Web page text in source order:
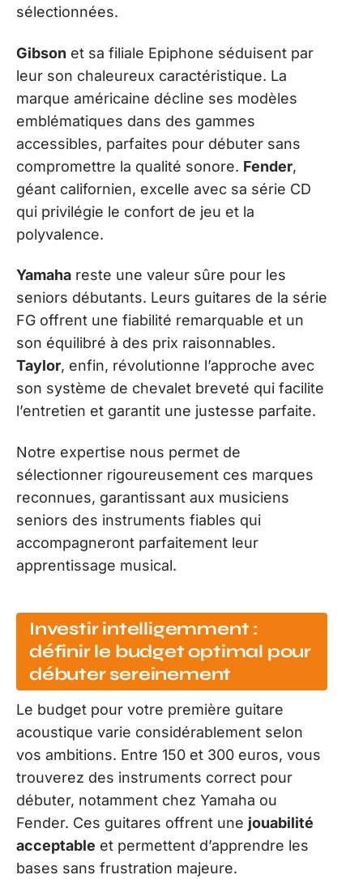
sélectionnées.
Gibson et sa filiale Epiphone séduisent par
leur son chaleureux caractéristique. La
marque américaine décline ses modèles
emblématiques dans des gammes
accessibles, parfaites pour débuter sans
compromettre la qualité sonore. Fender,
géant californien, excelle avec sa série CD
qui privilégie le confort de jeu et la
polyvalence.
Yamaha reste une valeur sûre pour les
seniors débutants. Leurs guitares de la série
FG offrent une fiabilité remarquable et un
son équilibré à des prix raisonnables.
Taylor, enfin, révolutionne l’approche avec
son système de chevalet breveté qui facilite
l’entretien et garantit une justesse parfaite.
Notre expertise nous permet de
sélectionner rigoureusement ces marques
reconnues, garantissant aux musiciens
seniors des instruments fiables qui
accompagneront parfaitement leur
apprentissage musical.
Investir intelligemment :
définir le budget optimal pour
débuter sereinement
Le budget pour votre première guitare
acoustique varie considérablement selon
vos ambitions. Entre 150 et 300 euros, vous
trouverez des instruments correct pour
débuter, notamment chez Yamaha ou
Fender. Ces guitares offrent une jouabilité
acceptable et permettent d’apprendre les
bases sans frustration majeure.